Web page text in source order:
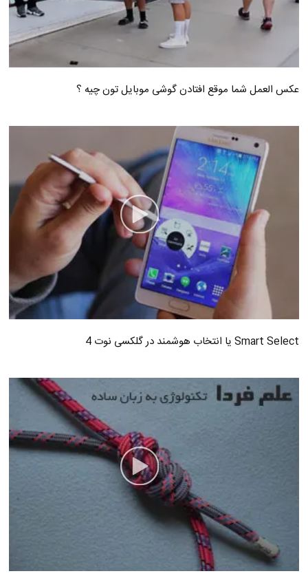
عکس العمل شما موقع افتادن گوشی موبایل تون چیه ؟
Smart Select یا انتخاب هوشمند در گلکسی نوت 4